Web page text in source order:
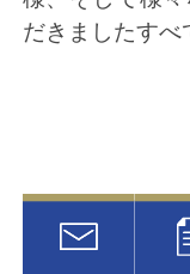
だきましたすべ